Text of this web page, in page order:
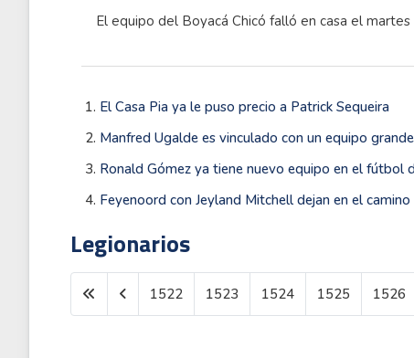
El equipo del Boyacá Chicó falló en casa el
El Casa Pia ya le puso precio a Patrick Sequeira
Manfred Ugalde es vinculado con un equipo
Ronald Gómez ya tiene nuevo equipo en el fútbol
Feyenoord con Jeyland Mitchell dejan en el
Legionarios
1522 1523 1524 1525 1526